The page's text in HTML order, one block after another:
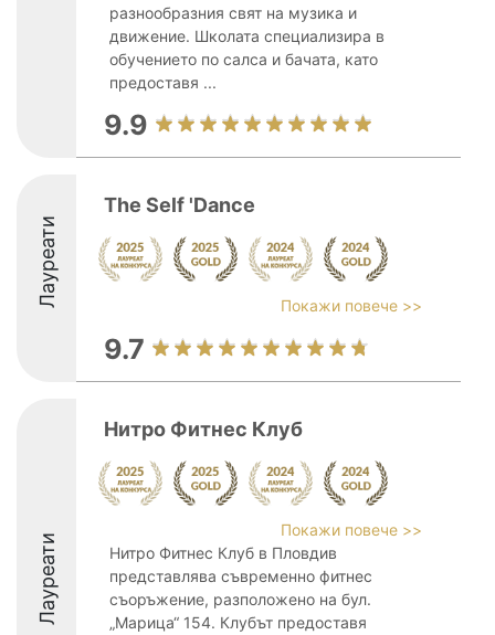
разнообразния свят на музика и
движение. Школата специализира в
обучението по салса и бачата, като
предоставя ...
9.9
Лауреати
The Self 'Dance
Покажи повече >>
9.7
Лауреати
Нитро Фитнес Клуб
Покажи повече >>
Нитро Фитнес Клуб в Пловдив
представлява съвременно фитнес
съоръжение, разположено на бул.
„Марица“ 154. Клубът предоставя